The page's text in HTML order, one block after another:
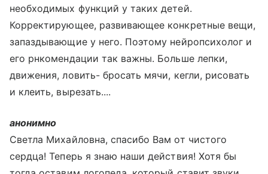
необходимых функций у таких детей.
Корректирующее, развивающее конкретные вещи,
запаздывающие у него. Поэтому нейропсихолог и
его рнкомендации так важны. Больше лепки,
движения, ловить- бросать мячи, кегли, рисовать
и клеить, вырезать....
анонимно
Светла Михайловна, спасибо Вам от чистого
сердца! Теперь я знаю наши действия! Хотя бы